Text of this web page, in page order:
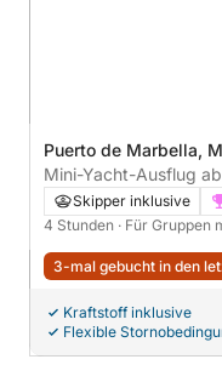
Puerto de Marbella,
Mini-Yacht-Ausflug
und gutes Essen (4h)
Skipper inklusive
4 Stunden · Für Gruppen
3-mal gebucht in den
Kraftstoff inklusive
Flexible